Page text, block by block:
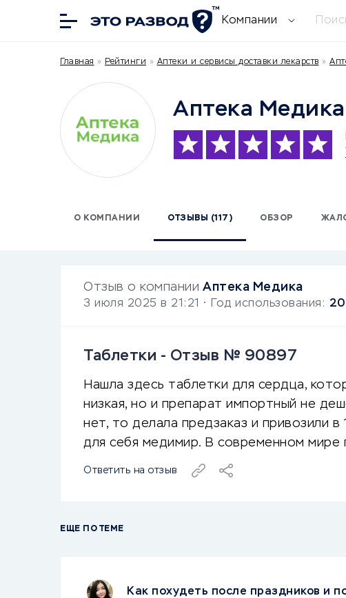
Компании
Главная » Рейтинги » Аптеки и сервисы доставки лекарств »
Аптека Медика
О КОМПАНИИ ОТЗЫВЫ (117) ОБЗОР
Отзыв о компании Аптека Медика
3 июля 2025 в 21:21 • Год использования:
Таблетки - Отзыв № 90897
Нашла здесь таблетки для сердца,
низкая, но и препарат импортный не
нет, то делала предзаказ и привозили
для себя медимир. В современном мире
Ответить на отзыв
ЕЩЕ ПО ТЕМЕ
Как похудеть после праздников и